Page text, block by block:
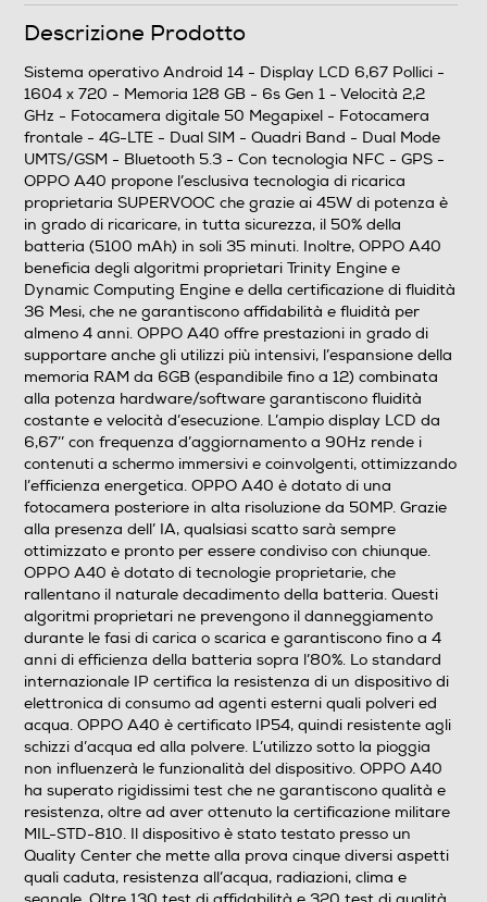
Descrizione processore
Fotocamera
Fotocamera digitale
MegaPixel totali
50
Altre specifiche fotocamera/e
Y
Presenza autofocus
Flash incorporato
Fotocamera frontale
Megapixel fotocamera frontale
5
Memoria
Capacità di memoria-GB
128
Descrizione Prodotto
Sistema operativo Android 14 - Display LCD 6,67 Pollici -
1604 x 720 - Memoria 128 GB - 6s Gen 1 - Velocità 2,2
GHz - Fotocamera digitale 50 Megapixel - Fotocamera
frontale - 4G-LTE - Dual SIM - Quadri Band - Dual Mode
UMTS/GSM - Bluetooth 5.3 - Con tecnologia NFC - GPS -
OPPO A40 propone l’esclusiva tecnologia di ricarica
proprietaria SUPERVOOC che grazie ai 45W di potenza è
in grado di ricaricare, in tutta sicurezza, il 50% della
batteria (5100 mAh) in soli 35 minuti. Inoltre, OPPO A40
beneficia degli algoritmi proprietari Trinity Engine e
Dynamic Computing Engine e della certificazione di fluidità
36 Mesi, che ne garantiscono affidabilità e fluidità per
almeno 4 anni. OPPO A40 offre prestazioni in grado di
supportare anche gli utilizzi più intensivi, l’espansione della
memoria RAM da 6GB (espandibile fino a 12) combinata
alla potenza hardware/software garantiscono fluidità
costante e velocità d’esecuzione. L’ampio display LCD da
6,67’’ con frequenza d’aggiornamento a 90Hz rende i
contenuti a schermo immersivi e coinvolgenti, ottimizzando
l’efficienza energetica. OPPO A40 è dotato di una
fotocamera posteriore in alta risoluzione da 50MP. Grazie
alla presenza dell’ IA, qualsiasi scatto sarà sempre
ottimizzato e pronto per essere condiviso con chiunque.
OPPO A40 è dotato di tecnologie proprietarie, che
rallentano il naturale decadimento della batteria. Questi
algoritmi proprietari ne prevengono il danneggiamento
durante le fasi di carica o scarica e garantiscono fino a 4
anni di efficienza della batteria sopra l’80%. Lo standard
internazionale IP certifica la resistenza di un dispositivo di
elettronica di consumo ad agenti esterni quali polveri ed
acqua. OPPO A40 è certificato IP54, quindi resistente agli
schizzi d’acqua ed alla polvere. L’utilizzo sotto la pioggia
non influenzerà le funzionalità del dispositivo. OPPO A40
ha superato rigidissimi test che ne garantiscono qualità e
resistenza, oltre ad aver ottenuto la certificazione militare
MIL-STD-810. Il dispositivo è stato testato presso un
Quality Center che mette alla prova cinque diversi aspetti
quali caduta, resistenza all’acqua, radiazioni, clima e